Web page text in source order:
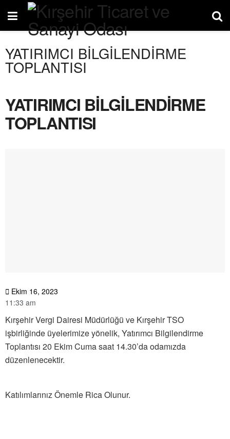
YATIRIMCI BİLGİLENDİRME
TOPLANTISI
YATIRIMCI BİLGİLENDİRME
TOPLANTISI
Ekim 16, 2023
11:33 am
Kırşehir Vergi Dairesi Müdürlüğü ve Kırşehir TSO
işbirliğinde üyelerimize yönelik, Yatırımcı Bilgilendirme
Toplantısı 20 Ekim Cuma saat 14.30’da odamızda
düzenlenecektir.
Katılımlarınız Önemle Rica Olunur.